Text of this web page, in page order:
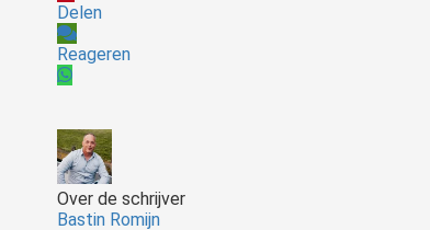
Delen
Reageren
Over de schrijver
Bastin Romijn